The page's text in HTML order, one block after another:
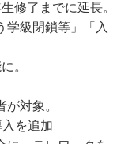
修了までに延長。
学級閉鎖等」「入
。
対象。
を追加